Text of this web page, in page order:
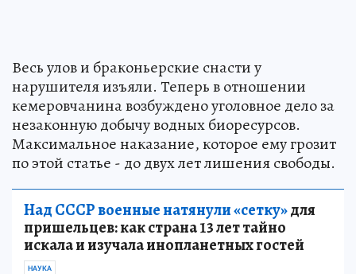
Весь улов и браконьерские снасти у
нарушителя изъяли. Теперь в отношении
кемеровчанина возбуждено уголовное дело за
незаконную добычу водных биоресурсов.
Максимальное наказание, которое ему грозит
по этой статье - до двух лет лишения свободы.
Над СССР военные натянули «сетку»для
пришельцев: как страна 13 лет тайно
искала и изучала инопланетных гостей
НАУКА